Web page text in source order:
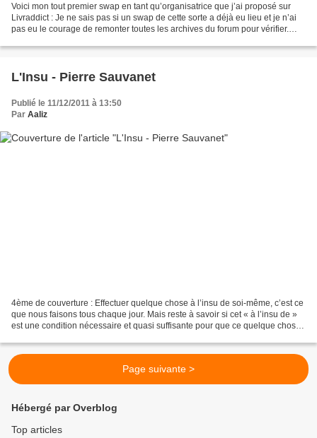
Voici mon tout premier swap en tant qu’organisatrice que j’ai proposé sur
Livraddict : Je ne sais pas si un swap de cette sorte a déjà eu lieu et je n’ai
pas eu le courage de remonter toutes les archives du forum pour vérifier.
L'Insu - Pierre Sauvanet
Publié le 11/12/2011 à 13:50
Par Aaliz
4ème de couverture : Effectuer quelque chose à l’insu de soi-même, c’est ce
que nous faisons tous chaque jour. Mais reste à savoir si cet « à l’insu de »
est une condition nécessaire et quasi suffisante pour que ce quelque chose
Page suivante >
Hébergé par Overblog
Top articles